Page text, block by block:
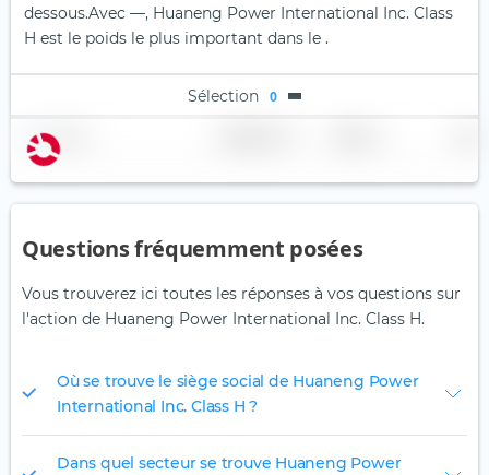
dessous.Avec —, Huaneng Power International Inc. Class
H est le poids le plus important dans le .
Sélection 0
Nom
Questions fréquemment posées
Vous trouverez ici toutes les réponses à vos questions sur
l'action de Huaneng Power International Inc. Class H.
Où se trouve le siège social de Huaneng Power
International Inc. Class H ?
Dans quel secteur se trouve Huaneng Power